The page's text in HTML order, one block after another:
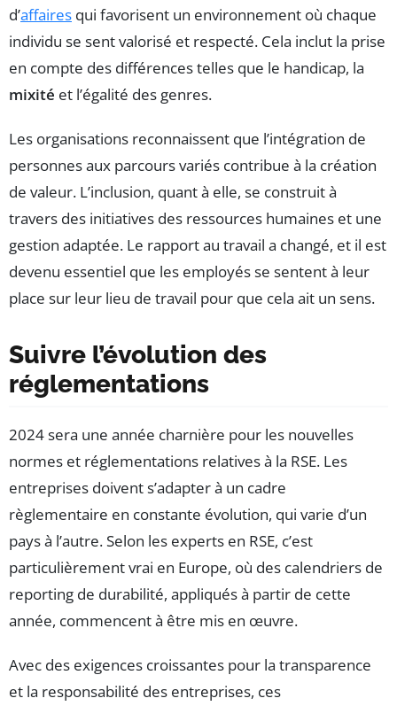
d’affaires qui favorisent un environnement où chaque
individu se sent valorisé et respecté. Cela inclut la prise
en compte des différences telles que le handicap, la
mixité et l’égalité des genres.
Les organisations reconnaissent que l’intégration de
personnes aux parcours variés contribue à la création
de valeur. L’inclusion, quant à elle, se construit à
travers des initiatives des ressources humaines et une
gestion adaptée. Le rapport au travail a changé, et il est
devenu essentiel que les employés se sentent à leur
place sur leur lieu de travail pour que cela ait un sens.
Suivre l’évolution des
réglementations
2024 sera une année charnière pour les nouvelles
normes et réglementations relatives à la RSE. Les
entreprises doivent s’adapter à un cadre
règlementaire en constante évolution, qui varie d’un
pays à l’autre. Selon les experts en RSE, c’est
particulièrement vrai en Europe, où des calendriers de
reporting de durabilité, appliqués à partir de cette
année, commencent à être mis en œuvre.
Avec des exigences croissantes pour la transparence
et la responsabilité des entreprises, ces